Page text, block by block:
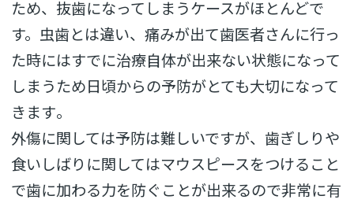
ため、 抜歯になってしまうケースがほとんどで
す。虫歯とは違い、痛みが出て歯医者さんに行っ
た時にはすでに治療自体が出来ない状態になって
しまうため日頃からの予防がとても大切になって
きます。
外傷に関しては予防は難しいですが、 歯ぎしりや
食いしばりに関してはマウスピースをつけること
で歯に加わる力を防ぐことが出来るので非常に有